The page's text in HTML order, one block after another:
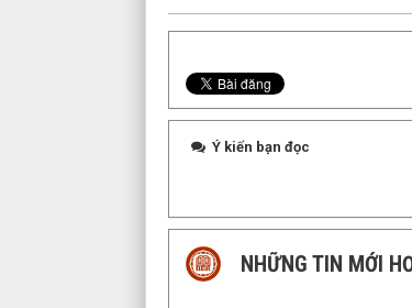
Ý kiến bạn đọc
NHỮNG TIN MỚI